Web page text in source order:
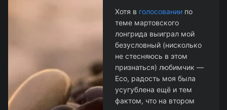
Хотя в голосовании по
теме мартовского
лонгрида выиграл мой
безусловный (нисколько
не стесняюсь в этом
признаться) любимчик —
Eco, радость моя была
усугублена ещё и тем
фактом, что на втором